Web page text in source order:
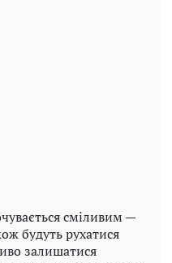
сміливим —
будуть рухатися
залишатися